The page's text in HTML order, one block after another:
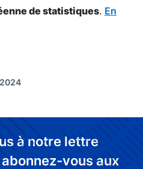
de statistiques. En
à notre lettre
vous aux